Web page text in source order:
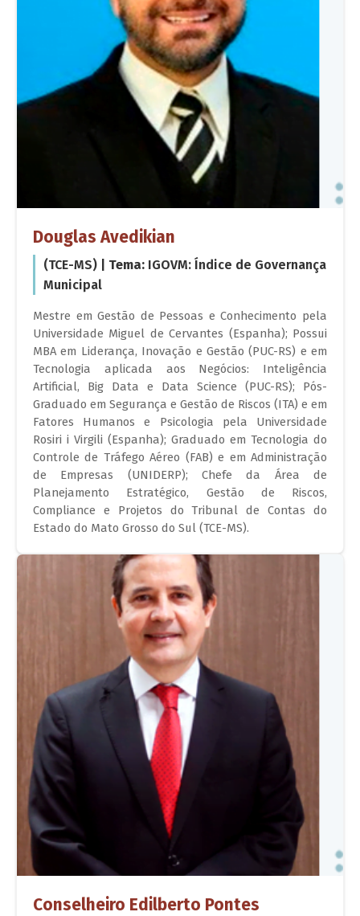
Douglas Avedikian
(TCE-MS) | Tema: IGOVM: Índice de Governança
Municipal
Mestre em Gestão de Pessoas e Conhecimento pela
Universidade Miguel de Cervantes (Espanha); Possui
MBA em Liderança, Inovação e Gestão (PUC-RS) e em
Tecnologia aplicada aos Negócios: Inteligência
Artificial, Big Data e Data Science (PUC-RS); Pós-
Graduado em Segurança e Gestão de Riscos (ITA) e em
Fatores Humanos e Psicologia pela Universidade
Rosiri i Virgili (Espanha); Graduado em Tecnologia do
Controle de Tráfego Aéreo (FAB) e em Administração
de Empresas (UNIDERP); Chefe da Área de
Planejamento Estratégico, Gestão de Riscos,
Compliance e Projetos do Tribunal de Contas do
Estado do Mato Grosso do Sul (TCE-MS).
Conselheiro Edilberto Pontes